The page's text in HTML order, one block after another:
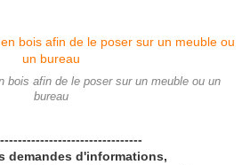
bois afin de le poser sur un meuble ou un
bureau
demandes d'informations,